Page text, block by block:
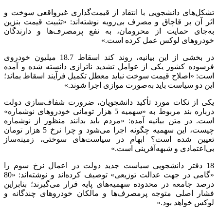
تشکل‌های دانشجویی با انتقاد از قیمت‌گذاری غیرواقعی سوخت و
اثر آن بر قاچاق و مصرف بی‌رویه نوشته‌اند: «تثبیت قیمت بنزین
به‌جای حمایت از محرومان، به نفع پرمصرف‌ها و دارندگان
خودروهای لوکس عمل کرده است.»
در بخشی از این بیانیه، روند کند اسقاط 18.7 میلیون خودروی
فرسوده کشور یکی از عوامل تشدید ناترازی دانسته شده و آمده
است: «اصلاح قیمت سوخت نباید معطل تکمیل فرآیند اسقاط بماند؛
این دو سیاست باید به‌صورت موازی اجرا شوند.»
یکی از نکات مورد تأکید دانشجویان، ضرورت شفاف‌سازی دولت
درباره بند مربوط به «سهمیه 5 هزار تومانی خودروهای نوشماره»
است. در متن بیانیه آمده: «مردم باید بدانند منظور از نوشماره
چیست، این سهمیه چگونه اجرا می‌شود و چرا نرخ 5 هزار تومان
تعیین شده است؟ ابهام در سیاست‌های سوختی، زمینه‌ساز
بی‌اعتمادی و شبهه‌آفرینی است.»
18 دفتر دانشجویی سیاست جدید دولت در اعمال نرخ سوم را
«گامی در جهت عدالت توزیعی» توصیف کرده‌اند و نوشته‌اند: «80
درصد جامعه در محدوده سهمیه‌های پایه قرار می‌گیرند؛ بنابراین
فشار اصلی متوجه پرمصرف‌ها و مالکان خودروهای چندگانه و
لوکس خواهد بود.»